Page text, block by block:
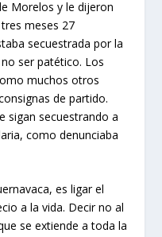
Morelos y le dijeron
meses 27
secuestrada por la
ser patético. Los
muchos otros
de partido.
sigan secuestrando a
como denunciaba
es ligar el
a la vida. Decir no al
se extiende a toda la